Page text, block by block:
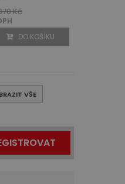
Kč
DO KOŠÍKU
VŠE